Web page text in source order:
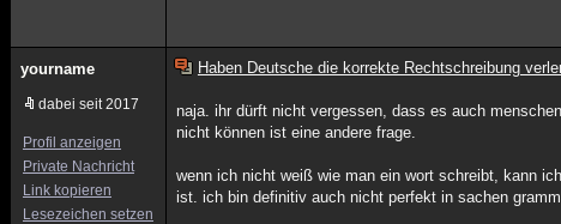
yourname
dabei seit 2017
Profil anzeigen
Private Nachricht
Link kopieren
Lesezeichen setzen
Haben Deutsche die korrekte Rechtschreibung
naja. ihr dürft nicht vergessen, dass es auch
nicht können ist eine andere frage.
wenn ich nicht weiß wie man ein wort schreibt, kann
ist. ich bin definitiv auch nicht perfekt in sachen